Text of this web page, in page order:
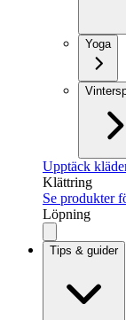
Yoga
Upptäck
Klättring
Se produkter
Löpning
Tips & guider